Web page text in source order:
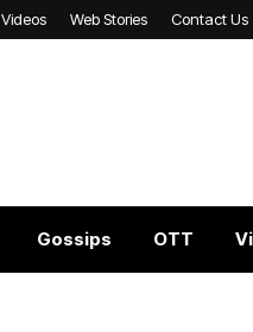
Videos Web Stories Contact Us
Gossips OTT